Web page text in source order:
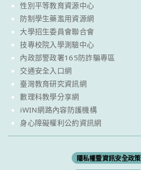
性別平等教育資源中心
防制學生藥濫用資源網
大學招生委員會聯合會
技專校院入學測驗中心
內政部警政署165防詐騙專區
交通安全入口網
臺灣教育研究資訊網
數理科教學分享網
iWIN網路內容防護機構
身心障礙權利公約資訊網
隱私權暨資訊安全政策